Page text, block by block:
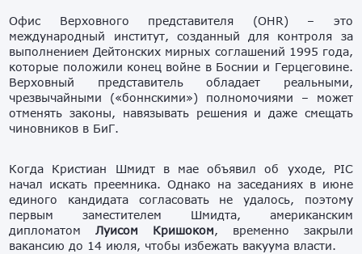
Офис Верховного представителя (OHR) – это
международный институт, созданный для контроля за
выполнениемДейтонских мирных соглашений 1995 года,
которые положили конец войне в Боснии и Герцеговине.
Верховный представитель обладает реальными,
чрезвычайными («боннскими») полномочиями – может
отменять законы, навязывать решения и даже смещать
чиновников в БиГ.
Когда Кристиан Шмидтв мае объявил об уходе, PIC
начал искать преемника. Однако на заседаниях в июне
единого кандидата согласовать не удалось, поэтому
первым заместителем Шмидта, американским
дипломатомЛуисом Кришоком, временно закрыли
вакансию до 14 июля, чтобы избежать вакуума власти.